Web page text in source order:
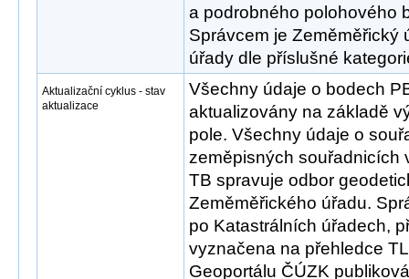
a podrobného polohového
Správcem je Zeměměřický
úřady dle příslušné
Aktualizační cyklus - stav
aktualizace
Všechny údaje o bodech
aktualizovány na základě
pole. Všechny údaje o
zeměpisných souřadnicích
TB spravuje odbor
Zeměměřického úřadu.
po Katastrálních úřadech,
vyznačena na přehledce
Geoportálu ČÚZK